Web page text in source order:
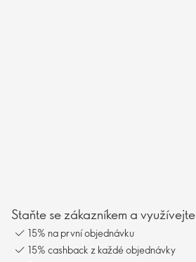
Staňte se zákazníkem a
15% na první objednávku
15% cashback z každé objednávky